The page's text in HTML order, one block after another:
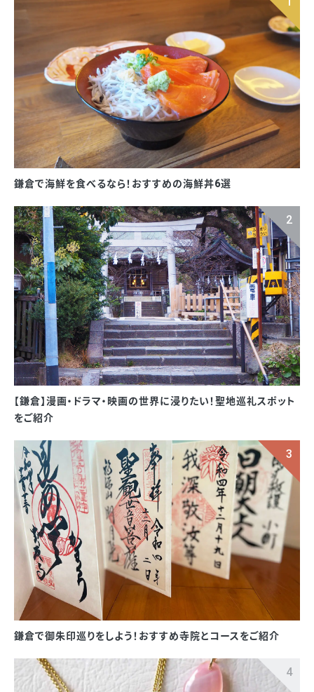
鎌倉で海鮮を食べるなら！おすすめの海鮮丼6選
【鎌倉】漫画・ドラマ・映画の世界に浸りたい！聖地巡礼スポット
をご紹介
鎌倉で御朱印巡りをしよう！おすすめ寺院とコースをご紹介